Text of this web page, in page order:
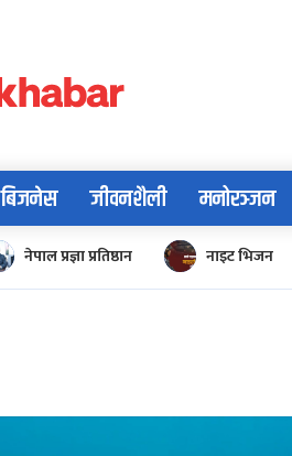
बिजनेस जीवनशैली मनोरञ्जन
नेपाल प्रज्ञा प्रतिष्ठान नाइट भिजन